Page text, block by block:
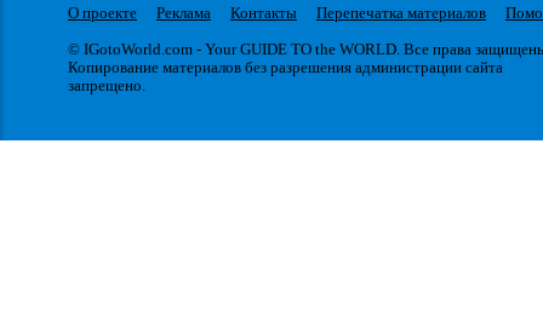
О проекте Реклама Контакты Перепечатка материалов
© IGotoWorld.com - Your GUIDE TO the WORLD. Все права
Копирование материалов без разрешения администрации сайта
запрещено.